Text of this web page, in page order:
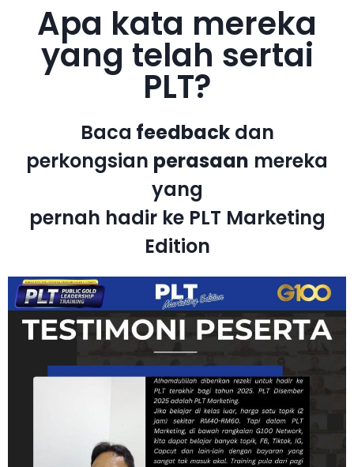
Apa kata mereka
yang telah sertai
PLT?
Baca feedbackdan
perkongsian perasaan mereka
yang
pernah hadir ke PLT Marketing
Edition